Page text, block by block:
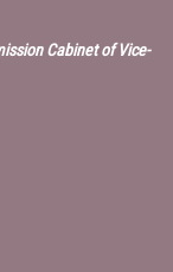
Cabinet of Vice-